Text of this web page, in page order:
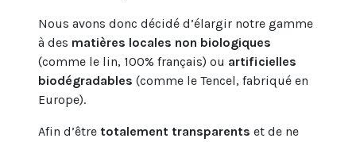
Nous avons donc décidé d’élargir notre gamme
à des matières locales non biologiques
(comme le lin, 100% français) ou artificielles
biodégradables (comme le Tencel, fabriqué en
Europe).
Afin d’être totalement transparents et de ne